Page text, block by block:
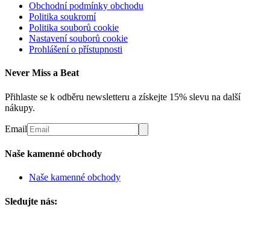
Obchodní podmínky obchodu
Politika soukromí
Politika souborů cookie
Nastavení souborů cookie
Prohlášení o přístupnosti
Never Miss a Beat
Přihlaste se k odběru newsletteru a získejte 15% slevu na další
nákupy.
Email
Naše kamenné obchody
Naše kamenné obchody
Sledujte nás: